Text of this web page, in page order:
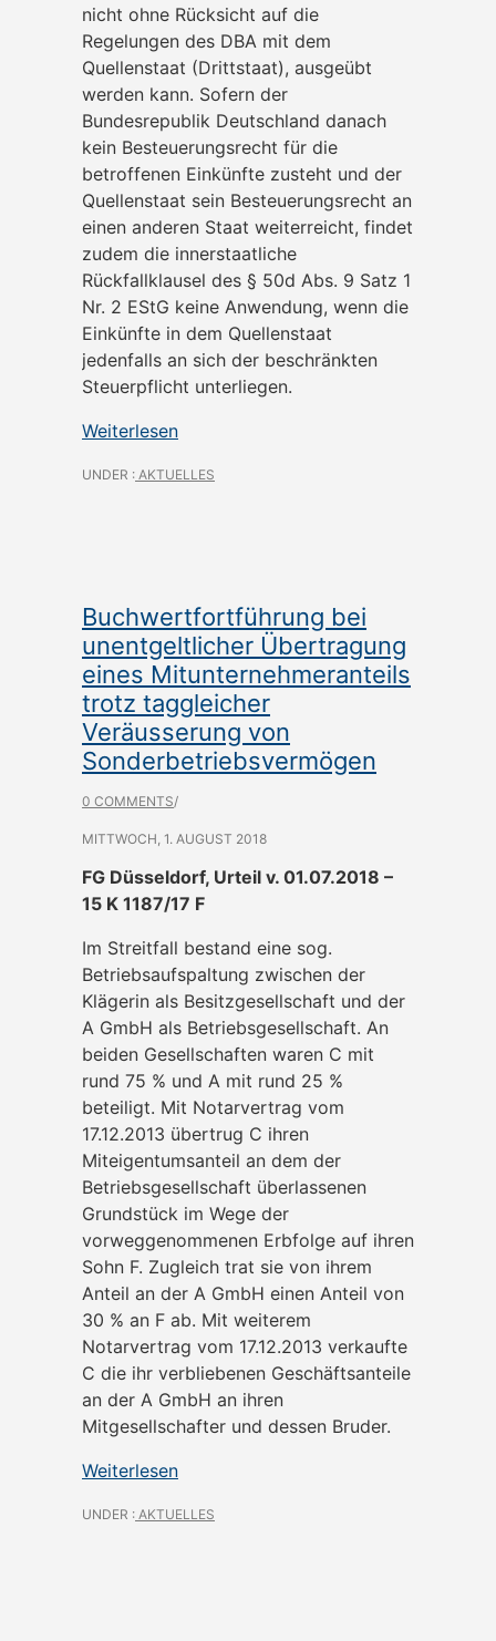
nicht ohne Rücksicht auf die
Regelungen des DBA mit dem
Quellenstaat (Drittstaat), ausgeübt
werden kann. Sofern der
Bundesrepublik Deutschland danach
kein Besteuerungsrecht für die
betroffenen Einkünfte zusteht und der
Quellenstaat sein Besteuerungsrecht an
einen anderen Staat weiterreicht, findet
zudem die innerstaatliche
Rückfallklausel des § 50d Abs. 9 Satz 1
Nr. 2 EStG keine Anwendung, wenn die
Einkünfte in dem Quellenstaat
jedenfalls an sich der beschränkten
Steuerpflicht unterliegen.
Weiterlesen
UNDER : AKTUELLES
Buchwertfortführung bei
unentgeltlicher Übertragung
eines Mitunternehmeranteils
trotz taggleicher
Veräusserung von
Sonderbetriebsvermögen
0 COMMENTS/
MITTWOCH, 1. AUGUST 2018
FG Düsseldorf, Urteil v. 01.07.2018 –
15 K 1187/17 F
Im Streitfall bestand eine sog.
Betriebsaufspaltung zwischen der
Klägerin als Besitzgesellschaft und der
A GmbH als Betriebsgesellschaft. An
beiden Gesellschaften waren C mit
rund 75 % und A mit rund 25 %
beteiligt. Mit Notarvertrag vom
17.12.2013 übertrug C ihren
Miteigentumsanteil an dem der
Betriebsgesellschaft überlassenen
Grundstück im Wege der
vorweggenommenen Erbfolge auf ihren
Sohn F. Zugleich trat sie von ihrem
Anteil an der A GmbH einen Anteil von
30 % an F ab. Mit weiterem
Notarvertrag vom 17.12.2013 verkaufte
C die ihr verbliebenen Geschäftsanteile
an der A GmbH an ihren
Mitgesellschafter und dessen Bruder.
Weiterlesen
UNDER : AKTUELLES